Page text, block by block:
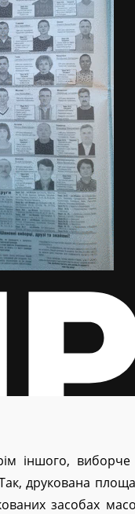
іншого, виборче
друкована
засобах